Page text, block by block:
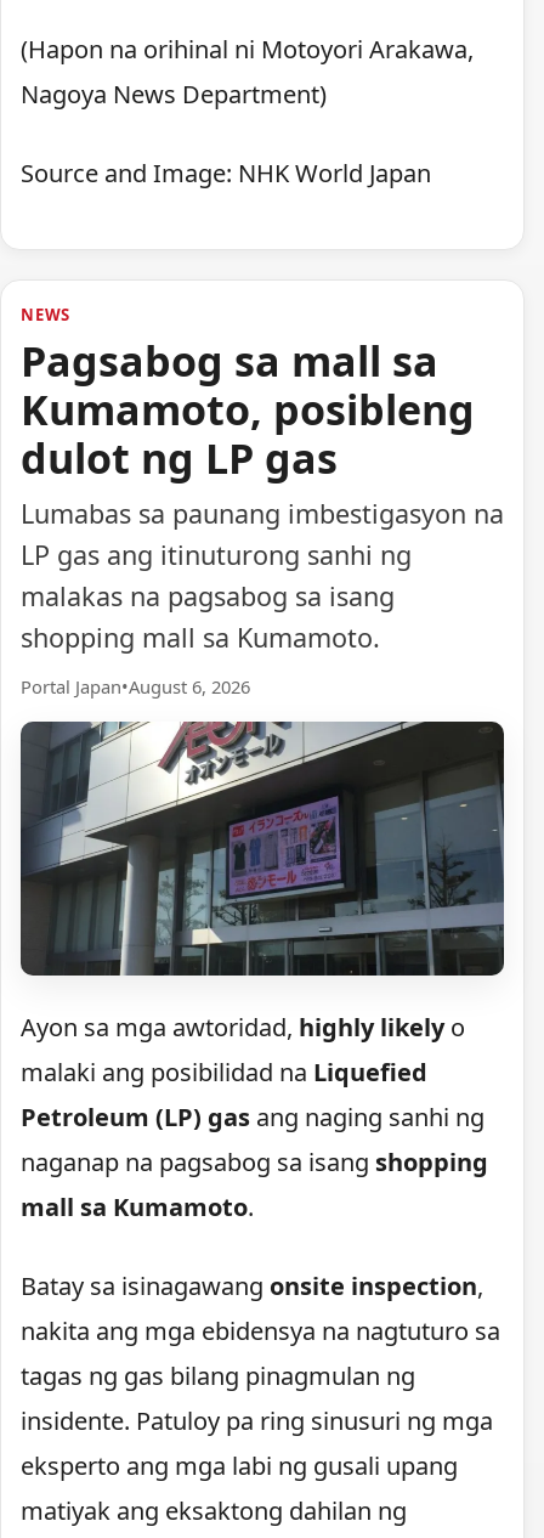
(Hapon na orihinal ni Motoyori Arakawa,
Nagoya News Department)
Source and Image: NHK World Japan
NEWS
Pagsabog sa mall sa
Kumamoto, posibleng
dulot ng LP gas
Lumabas sa paunang imbestigasyon na
LP gas ang itinuturong sanhi ng
malakas na pagsabog sa isang
shopping mall sa Kumamoto.
Portal Japan•August 6, 2026
Ayon sa mga awtoridad, highly likelyo
malaki ang posibilidad na Liquefied
Petroleum (LP) gas ang naging sanhi ng
naganap na pagsabog sa isang shopping
mall sa Kumamoto.
Batay sa isinagawang onsite inspection,
nakita ang mga ebidensya na nagtuturo sa
tagas ng gas bilang pinagmulan ng
insidente. Patuloy pa ring sinusuri ng mga
eksperto ang mga labi ng gusali upang
matiyak ang eksaktong dahilan ng